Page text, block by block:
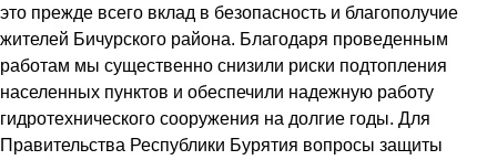
это прежде всего вклад в безопасность и благополучие
жителей Бичурского района. Благодаря проведенным
работам мы существенно снизили риски подтопления
населенных пунктов и обеспечили надежную работу
гидротехнического сооружения на долгие годы. Для
Правительства Республики Бурятия вопросы защиты